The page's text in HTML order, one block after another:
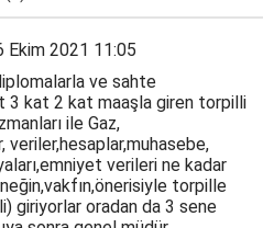
Ekim 2021 11:05
ve sahte
3 kat 2 kat maaşla giren torpilli
ile Gaz,
verileri ne kadar
torpille
giriyorlar oradan da 3 sene